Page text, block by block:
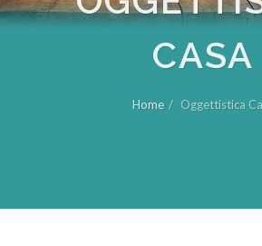
CASA
Home Oggettistica